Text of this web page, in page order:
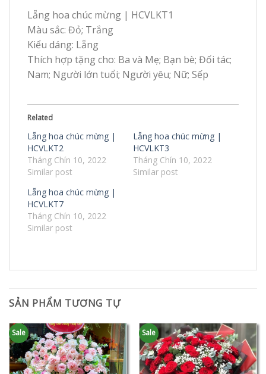
Lẵng hoa chúc mừng | HCVLKT1
Màu sắc: Đỏ; Trắng
Kiểu dáng: Lẵng
Thích hợp tặng cho: Ba và Mẹ; Bạn bè; Đối tác;
Nam; Người lớn tuổi; Người yêu; Nữ; Sếp
Related
Lẵng hoa chúc mừng |
HCVLKT2
Tháng Chín 10, 2022
Similar post
Lẵng hoa chúc mừng |
HCVLKT3
Tháng Chín 10, 2022
Similar post
Lẵng hoa chúc mừng |
HCVLKT7
Tháng Chín 10, 2022
Similar post
SẢN PHẨM TƯƠNG TỰ
Sale Sale